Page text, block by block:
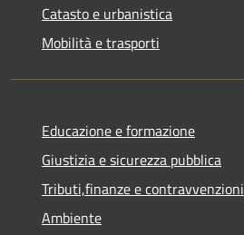
Catasto e urbanistica
Mobilità e trasporti
Educazione e formazione
Giustizia e sicurezza pubblica
Tributi,finanze e contravvenzioni
Ambiente